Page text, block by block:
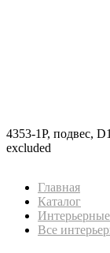
4353-1P, подвес,
excluded
Главная
Каталог
Все